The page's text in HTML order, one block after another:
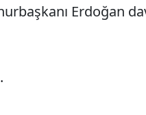
Erdoğan